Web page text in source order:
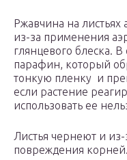
Ржавчина на
из-за применения
глянцевого блеска. В
парафин, который
тонкую пленку и
если растение
использовать ее
Листья чернеют и
повреждения